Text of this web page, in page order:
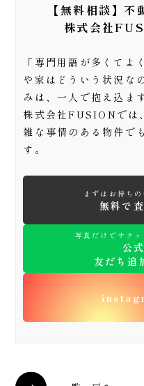
【無料相談】不
株式会社
「専門用語が多くてよ
や家はどういう状況な
みは、一人で抱え込ま
株式会社FUSIONでは
雑な事情のある物件で
す。
まずはお持ち
無料で
写真だけでサク
公
友だち追